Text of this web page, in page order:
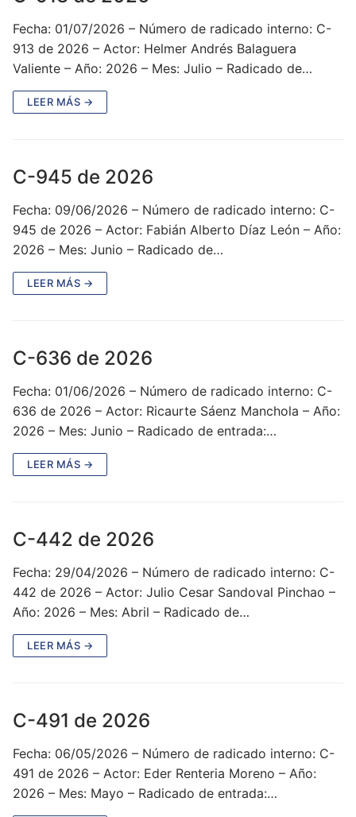
Fecha: 01/07/2026 – Número de radicado interno: C-
913 de 2026 – Actor: Helmer Andrés Balaguera
Valiente – Año: 2026 – Mes: Julio – Radicado de…
LEER MÁS →
C-945 de 2026
Fecha: 09/06/2026 – Número de radicado interno: C-
945 de 2026 – Actor: Fabián Alberto Díaz León – Año:
2026 – Mes: Junio – Radicado de…
LEER MÁS →
C-636 de 2026
Fecha: 01/06/2026 – Número de radicado interno: C-
636 de 2026 – Actor: Ricaurte Sáenz Manchola – Año:
2026 – Mes: Junio – Radicado de entrada:…
LEER MÁS →
C-442 de 2026
Fecha: 29/04/2026 – Número de radicado interno: C-
442 de 2026 – Actor: Julio Cesar Sandoval Pinchao –
Año: 2026 – Mes: Abril – Radicado de…
LEER MÁS →
C-491 de 2026
Fecha: 06/05/2026 – Número de radicado interno: C-
491 de 2026 – Actor: Eder Renteria Moreno – Año:
2026 – Mes: Mayo – Radicado de entrada:…